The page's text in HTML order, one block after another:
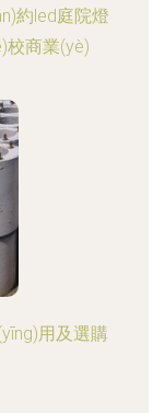
約led庭院燈
校商業(yè)
用及選購